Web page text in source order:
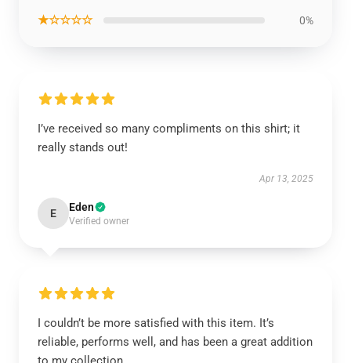
★☆☆☆☆ 0%
I’ve received so many compliments on this shirt; it
really stands out!
Apr 13, 2025
E Eden
Verified owner
I couldn’t be more satisfied with this item. It’s
reliable, performs well, and has been a great addition